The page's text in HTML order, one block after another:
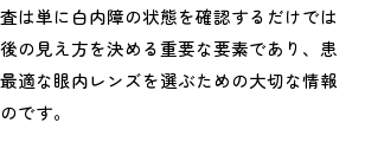
は単に白内障の状態を確認するだけでは
の見え方を決める重要な要素であり、患
適な眼内レンズを選ぶための大切な情報
です。